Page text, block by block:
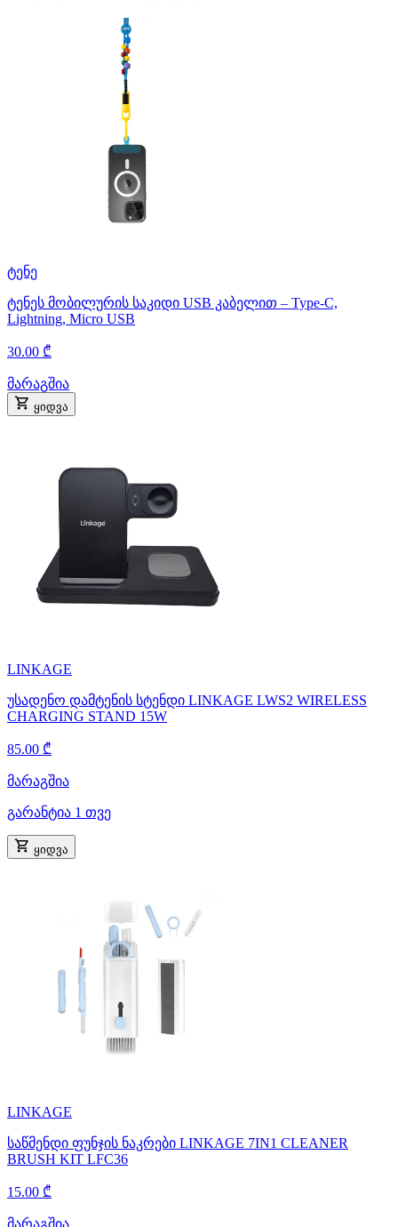
ტენე
ტენეს მობილურის საკიდი USB კაბელით – Type-C,
Lightning, Micro USB
30.00 ₾
მარაგშია
ყიდვა
LINKAGE
უსადენო დამტენის სტენდი LINKAGE LWS2 WIRELESS
CHARGING STAND 15W
85.00 ₾
მარაგშია
გარანტია 1 თვე
ყიდვა
LINKAGE
საწმენდი ფუნჯის ნაკრები LINKAGE 7IN1 CLEANER
BRUSH KIT LFC36
15.00 ₾
მარაგშია